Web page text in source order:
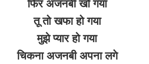
तू तो खफा हो गया
मुझे प्यार हो गया
चिकना अजनबी अपना लगे